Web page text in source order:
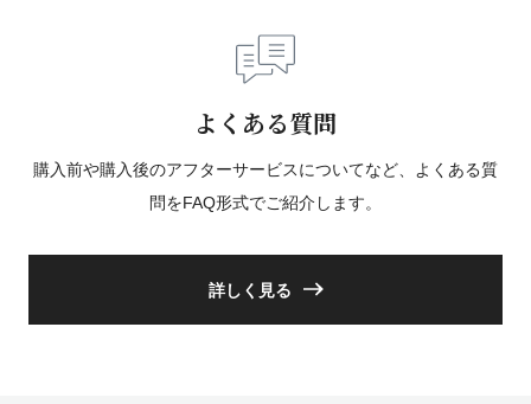
よくある質問
購入前や購入後のアフターサービスについてなど、よくある質
問をFAQ形式でご紹介します。
詳しく見る